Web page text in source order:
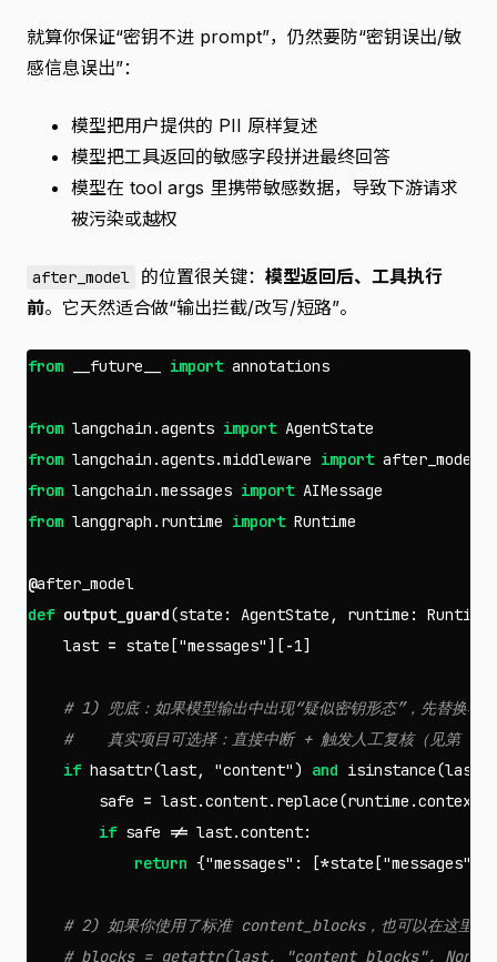
就算你保证“密钥不进 prompt”，仍然要防“密钥误出/敏
感信息误出”：
模型把用户提供的 PII 原样复述
模型把工具返回的敏感字段拼进最终回答
模型在 tool args 里携带敏感数据，导致下游请求
被污染或越权
after_model 的位置很关键： 模型返回后、工具执行
前。它天然适合做“输出拦截/改写/短路”。
from __future__ import annotations
from langchain.agents import AgentState
from langchain.agents.middleware import after_model
from langchain.messages import AIMessage
from langgraph.runtime import Runtime
@after_model
def output_guard(state : AgentState , runtime : Runtime
last = state ["messages"][-1]
if hasattr(last, "content") and isinstance(last
safe = last.content. replace(runtime .context
if safe != last.content:
return {"messages" : [*state ["messages"